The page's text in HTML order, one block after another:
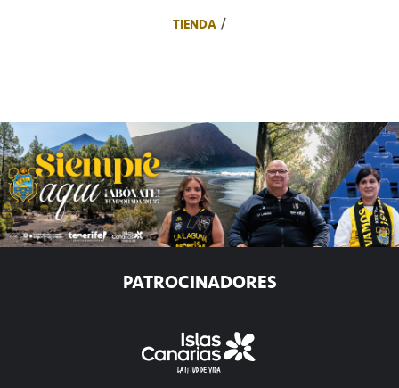
TIENDA
PATROCINADORES